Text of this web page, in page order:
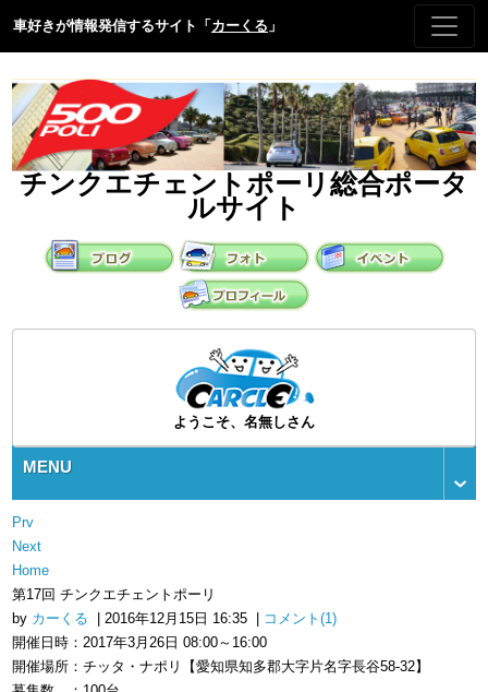
車好きが情報発信するサイト「 カーくる 」
チンクエチェントポーリ総合ポータ
ルサイト
ようこそ、名無しさん
MENU
Prv
Next
Home
第17回 チンクエチェントポーリ
by カーくる | 2016年12月15日 16:35 |
コメント(1)
開催日時：2017年3月26日 08:00～16:00
開催場所：チッタ・ナポリ【愛知県知多郡大字片名字長谷58-32】